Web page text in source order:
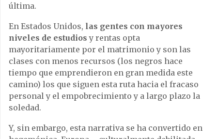
última.
En Estados Unidos, las gentes con mayores
niveles de estudios y rentas opta
mayoritariamente por el matrimonio y son las
clases con menos recursos (los negros hace
tiempo que emprendieron en gran medida este
camino) los que siguen esta ruta hacia el fracaso
personal y el empobrecimiento y a largo plazo la
soledad.
Y, sin embargo, esta narrativa se ha convertido en